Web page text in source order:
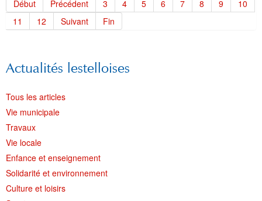
Début
Précédent 3 4 5 6 7 8 9
10
11
12 Suivant Fin
Actualités lestelloises
Tous les articles
Vie municipale
Travaux
Vie locale
Enfance et enseignement
Solidarité et environnement
Culture et loisirs